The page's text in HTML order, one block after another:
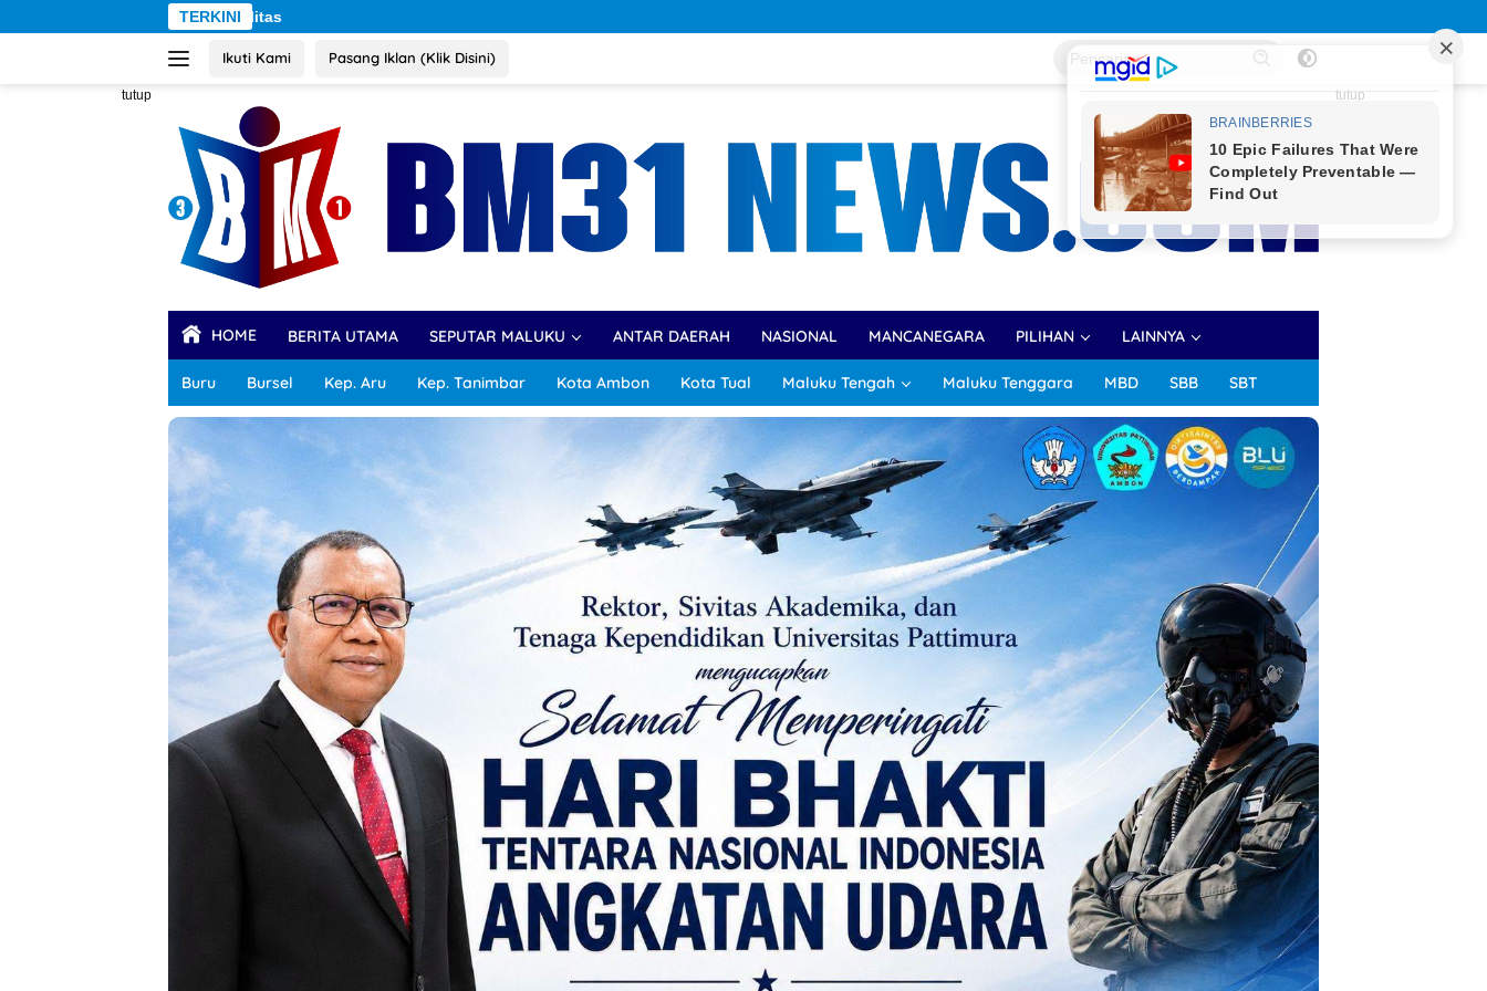
ke
TERKINI
Ikuti Kami Pasang Iklan (Klik Disini)
tutup tutup
HOME BERITA UTAMA SEPUTAR MALUKU ANTAR DAERAH NASIONAL MANCANEGARA PILIHAN LAINNYA
Buru Bursel Kep. Aru Kep. Tanimbar Kota Ambon Kota Tual Maluku Tengah Maluku Tenggara MBD SBB SBT